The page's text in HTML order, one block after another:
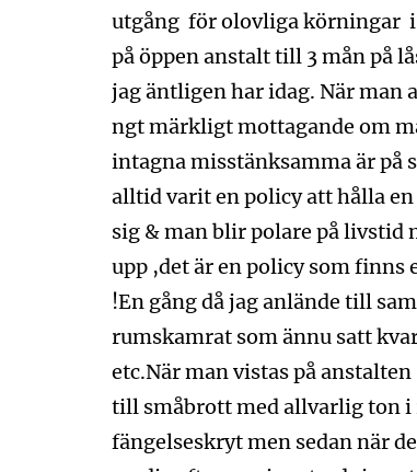
utgång för olovliga körningar
på öppen anstalt till 3 mån på
jag äntligen har idag. När
ngt märkligt mottagande om
intagna misstänksamma är på
alltid varit en policy att hålla
sig & man blir polare på livstid
upp ,det är en policy som
!En gång då jag anlände till
rumskamrat som ännu satt
etc.När man vistas på
till småbrott med allvarlig ton i
fängelseskryt men sedan när